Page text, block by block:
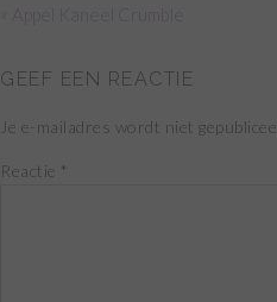
GEEF EEN REACTIE
Je e-mailadres wordt niet
Reactie *